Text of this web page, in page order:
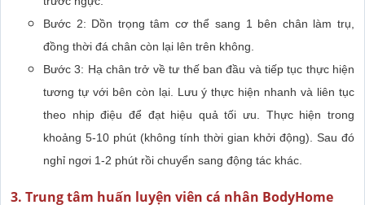
tương tự với bên còn lại. Lưu ý thực hiện nhanh và liên tục
theo nhịp điệu để đạt hiệu quả tối ưu. Thực hiện trong
khoảng 5-10 phút (không tính thời gian khởi động). Sau đó
nghỉ ngơi 1-2 phút rồi chuyển sang động tác khác.
3. Trung tâm huấn luyện viên cá nhân BodyHome